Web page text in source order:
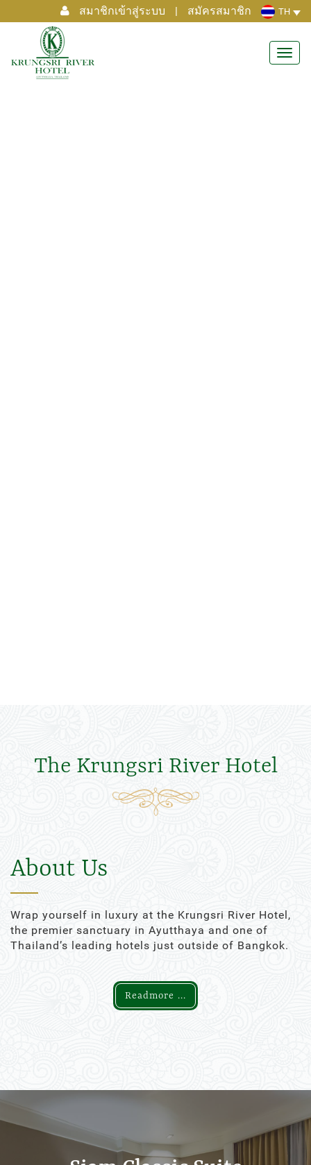
สมาชิกเข้าสู่ระบบ | สมัครสมาชิก TH
The Krungsri River Hotel
About Us
Wrap yourself in luxury at the Krungsri River Hotel,
the premier sanctuary in Ayutthaya and one of
Thailand’s leading hotels just outside of Bangkok.
Readmore ...